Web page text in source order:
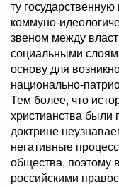
ту
коммуно-
звеном между
социальными
основу для
национально-
Тем более, что
христианства были
доктрине
негативные
общества, поэтому
российскими